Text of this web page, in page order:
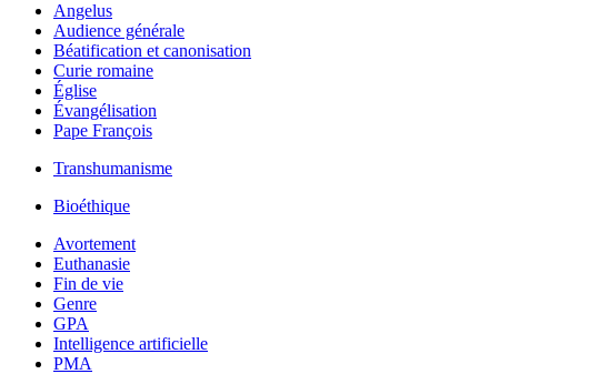
Angelus
Audience générale
Béatification et canonisation
Curie romaine
Église
Évangélisation
Pape François
Transhumanisme
Bioéthique
Avortement
Euthanasie
Fin de vie
Genre
GPA
Intelligence artificielle
PMA